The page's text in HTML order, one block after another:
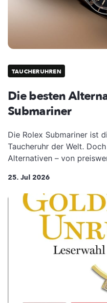
TAUCHERUHREN
Die besten
Submariner
Die Rolex Submariner ist
Taucheruhr der Welt.
Alternativen – von
25. Jul 2026